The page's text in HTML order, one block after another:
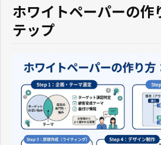
ホワイトペーパーの作
テップ